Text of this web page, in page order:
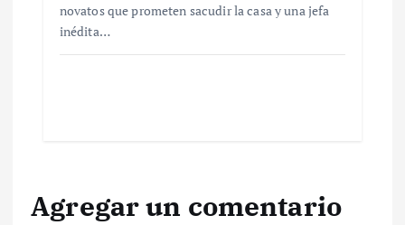
novatos que prometen sacudir la casa y una jefa
inédita…
Agregar un comentario